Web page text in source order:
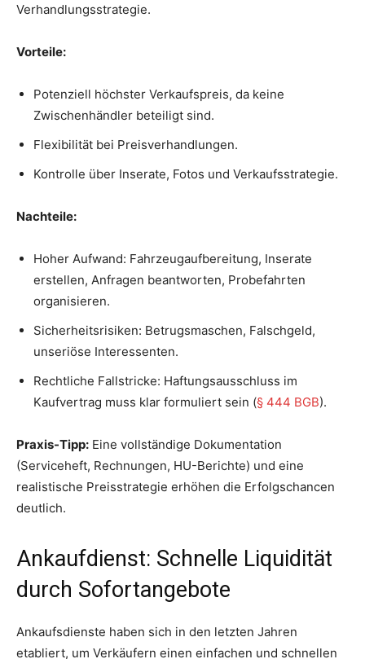
Verhandlungsstrategie.
Vorteile:
Potenziell höchster Verkaufspreis, da keine
Zwischenhändler beteiligt sind.
Flexibilität bei Preisverhandlungen.
Kontrolle über Inserate, Fotos und Verkaufsstrategie.
Nachteile:
Hoher Aufwand: Fahrzeugaufbereitung, Inserate
erstellen, Anfragen beantworten, Probefahrten
organisieren.
Sicherheitsrisiken: Betrugsmaschen, Falschgeld,
unseriöse Interessenten.
Rechtliche Fallstricke: Haftungsausschluss im
Kaufvertrag muss klar formuliert sein (§ 444 BGB).
Praxis-Tipp: Eine vollständige Dokumentation
(Serviceheft, Rechnungen, HU-Berichte) und eine
realistische Preisstrategie erhöhen die Erfolgschancen
deutlich.
Ankaufdienst: Schnelle Liquidität
durch Sofortangebote
Ankaufsdienste haben sich in den letzten Jahren
etabliert, um Verkäufern einen einfachen und schnellen